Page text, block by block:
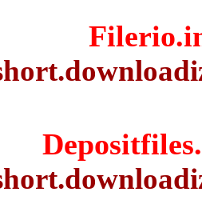
http://
http://